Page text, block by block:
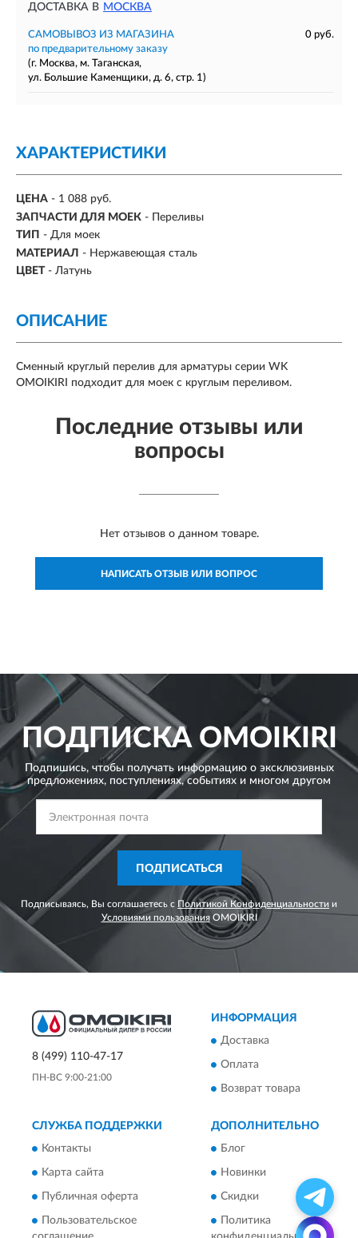
ДОСТАВКА В МОСКВА
САМОВЫВОЗ ИЗ МАГАЗИНА
0 руб.
по предварительному заказу
(г. Москва, м. Таганская,
ул. Большие Каменщики, д. 6, стр. 1)
ХАРАКТЕРИСТИКИ
ЦЕНА - 1 088 руб.
ЗАПЧАСТИ ДЛЯ МОЕК - Переливы
ТИП - Для моек
МАТЕРИАЛ - Нержавеющая сталь
ЦВЕТ - Латунь
ОПИСАНИЕ
Сменный круглый перелив для арматуры серии WK
OMOIKIRI подходит для моек с круглым переливом.
Последние отзывы или
вопросы
Нет отзывов о данном товаре.
НАПИСАТЬ ОТЗЫВ ИЛИ ВОПРОС
ПОДПИСКАOMOIKIRI
Подпишись, чтобы получать информацию о эксклюзивных
предложениях, поступлениях, событиях и многом другом
ПОДПИСАТЬСЯ
Подписываясь, Вы соглашаетесь с Политикой Конфиденциальности и
Условиями пользованияOMOIKIRI
8 (499) 110-47-17
ПН-ВС 9:00-21:00
ИНФОРМАЦИЯ
Доставка
Оплата
Возврат товара
СЛУЖБА ПОДДЕРЖКИ
Контакты
Карта сайта
Публичная оферта
Пользовательское
ДОПОЛНИТЕЛЬНО
Блог
Новинки
Скидки
Политика